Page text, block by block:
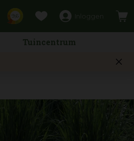
Tuincentrum